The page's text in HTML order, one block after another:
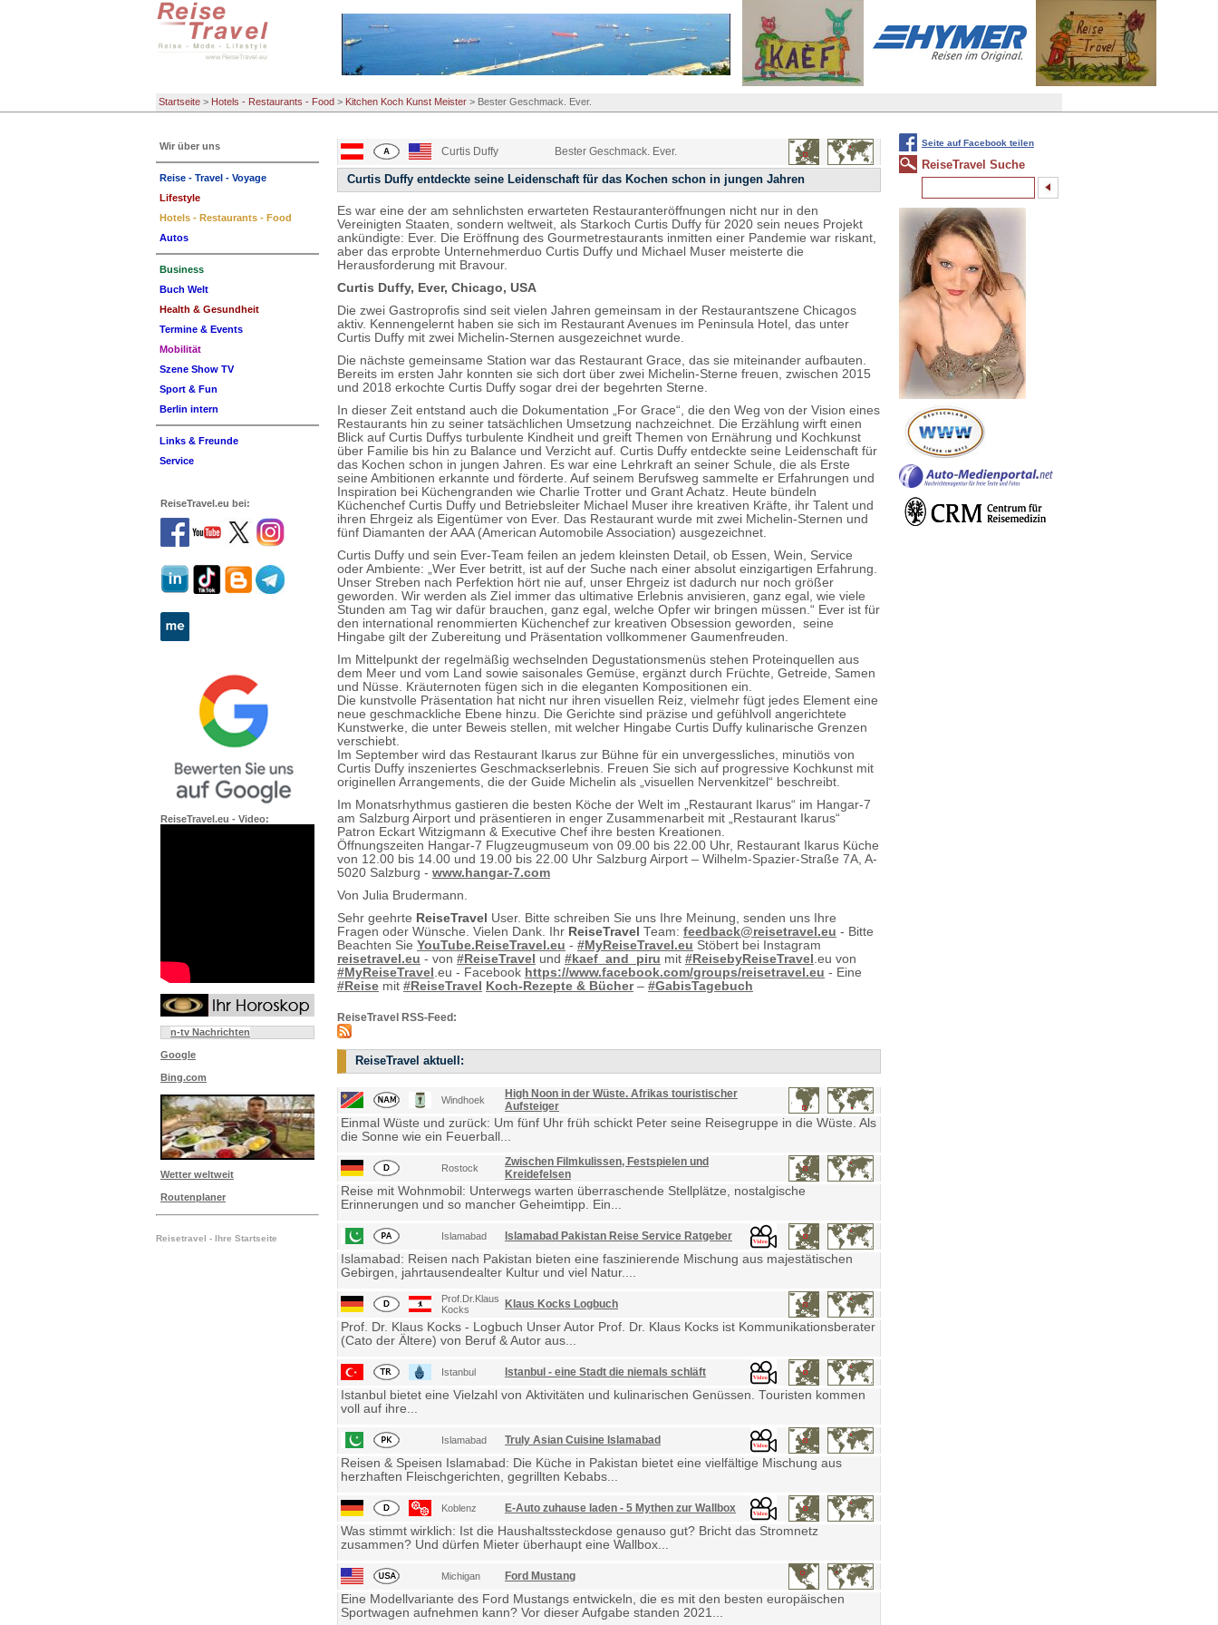
Startseite > Hotels - Restaurants - Food > Kitchen Koch Kunst Meister > Bester Geschmack. Ever.
Curtis Duffy Bester Geschmack. Ever.
Curtis Duffy entdeckte seine Leidenschaft für das Kochen schon in jungen Jahren
Es war eine der am sehnlichsten erwarteten Restauranteröffnungen nicht nur in den
Vereinigten Staaten, sondern weltweit, als Starkoch Curtis Duffy für 2020 sein neues Projekt
ankündigte: Ever. Die Eröffnung des Gourmetrestaurants inmitten einer Pandemie war riskant,
aber das erprobte Unternehmerduo Curtis Duffy und Michael Muser meisterte die
Herausforderung mit Bravour.
Curtis Duffy, Ever, Chicago, USA
Die zwei Gastroprofis sind seit vielen Jahren gemeinsam in der Restaurantszene Chicagos
aktiv. Kennengelernt haben sie sich im Restaurant Avenues im Peninsula Hotel, das unter
Curtis Duffy mit zwei Michelin-Sternen ausgezeichnet wurde.
Die nächste gemeinsame Station war das Restaurant Grace, das sie miteinander aufbauten.
Bereits im ersten Jahr konnten sie sich dort über zwei Michelin-Sterne freuen, zwischen 2015
und 2018 erkochte Curtis Duffy sogar drei der begehrten Sterne.
In dieser Zeit entstand auch die Dokumentation „For Grace“, die den Weg von der Vision eines
Restaurants hin zu seiner tatsächlichen Umsetzung nachzeichnet. Die Erzählung wirft einen
Blick auf Curtis Duffys turbulente Kindheit und greift Themen von Ernährung und Kochkunst
über Familie bis hin zu Balance und Verzicht auf. Curtis Duffy entdeckte seine Leidenschaft für
das Kochen schon in jungen Jahren. Es war eine Lehrkraft an seiner Schule, die als Erste
seine Ambitionen erkannte und förderte. Auf seinem Berufsweg sammelte er Erfahrungen und
Inspiration bei Küchengranden wie Charlie Trotter und Grant Achatz. Heute bündeln
Küchenchef Curtis Duffy und Betriebsleiter Michael Muser ihre kreativen Kräfte, ihr Talent und
ihren Ehrgeiz als Eigentümer von Ever. Das Restaurant wurde mit zwei Michelin-Sternen und
fünf Diamanten der AAA (American Automobile Association) ausgezeichnet.
Curtis Duffy und sein Ever-Team feilen an jedem kleinsten Detail, ob Essen, Wein, Service
oder Ambiente: „Wer Ever betritt, ist auf der Suche nach einer absolut einzigartigen Erfahrung.
Unser Streben nach Perfektion hört nie auf, unser Ehrgeiz ist dadurch nur noch größer
geworden. Wir werden als Ziel immer das ultimative Erlebnis anvisieren, ganz egal, wie viele
Stunden am Tag wir dafür brauchen, ganz egal, welche Opfer wir bringen müssen.“ Ever ist für
den international renommierten Küchenchef zur kreativen Obsession geworden, seine
Hingabe gilt der Zubereitung und Präsentation vollkommener Gaumenfreuden.
Im Mittelpunkt der regelmäßig wechselnden Degustationsmenüs stehen Proteinquellen aus
dem Meer und vom Land sowie saisonales Gemüse, ergänzt durch Früchte, Getreide, Samen
und Nüsse. Kräuternoten fügen sich in die eleganten Kompositionen ein.
Die kunstvolle Präsentation hat nicht nur ihren visuellen Reiz, vielmehr fügt jedes Element eine
neue geschmackliche Ebene hinzu. Die Gerichte sind präzise und gefühlvoll angerichtete
Kunstwerke, die unter Beweis stellen, mit welcher Hingabe Curtis Duffy kulinarische Grenzen
verschiebt.
Im September wird das Restaurant Ikarus zur Bühne für ein unvergessliches, minutiös von
Curtis Duffy inszeniertes Geschmackserlebnis. Freuen Sie sich auf progressive Kochkunst mit
originellen Arrangements, die der Guide Michelin als „visuellen Nervenkitzel“ beschreibt.
Im Monatsrhythmus gastieren die besten Köche der Welt im „Restaurant Ikarus“ im Hangar-7
am Salzburg Airport und präsentieren in enger Zusammenarbeit mit „Restaurant Ikarus“
Patron Eckart Witzigmann & Executive Chef ihre besten Kreationen.
Öffnungszeiten Hangar-7 Flugzeugmuseum von 09.00 bis 22.00 Uhr, Restaurant Ikarus Küche
von 12.00 bis 14.00 und 19.00 bis 22.00 Uhr Salzburg Airport – Wilhelm-Spazier-Straße 7A, A-
5020 Salzburg - www.hangar-7.com
Von Julia Brudermann.
Sehr geehrte ReiseTravel User. Bitte schreiben Sie uns Ihre Meinung, senden uns Ihre
Fragen oder Wünsche. Vielen Dank. Ihr ReiseTravel Team: feedback@reisetravel.eu - Bitte
Beachten Sie YouTube.ReiseTravel.eu - #MyReiseTravel.eu Stöbert bei Instagram
reisetravel.eu - von #ReiseTravel und #kaef_and_piru mit #ReisebyReiseTravel .eu von
#MyReiseTravel .eu - Facebook https://www.facebook.com/groups/reisetravel.eu - Eine
#Reise mit #ReiseTravel Koch-Rezepte & Bücher– #GabisTagebuch
ReiseTravel RSS-Feed:
ReiseTravel aktuell:
Windhoek
High Noon in der Wüste. Afrikas touristischer
Aufsteiger
Einmal Wüste und zurück: Um fünf Uhr früh schickt Peter seine Reisegruppe in die Wüste. Als
die Sonne wie ein Feuerball...
Rostock
Zwischen Filmkulissen, Festspielen und
Kreidefelsen
Reise mit Wohnmobil: Unterwegs warten überraschende Stellplätze, nostalgische
Erinnerungen und so mancher Geheimtipp. Ein...
Islamabad Islamabad Pakistan Reise Service Ratgeber
Islamabad: Reisen nach Pakistan bieten eine faszinierende Mischung aus majestätischen
Gebirgen, jahrtausendealter Kultur und viel Natur....
Prof.Dr.Klaus
Kocks
Klaus Kocks Logbuch
Prof. Dr. Klaus Kocks - Logbuch Unser Autor Prof. Dr. Klaus Kocks ist Kommunikationsberater
(Cato der Ältere) von Beruf & Autor aus...
Istanbul Istanbul - eine Stadt die niemals schläft
Istanbul bietet eine Vielzahl von Aktivitäten und kulinarischen Genüssen. Touristen kommen
voll auf ihre...
Islamabad Truly Asian Cuisine Islamabad
Reisen & Speisen Islamabad: Die Küche in Pakistan bietet eine vielfältige Mischung aus
herzhaften Fleischgerichten, gegrillten Kebabs...
Koblenz E-Auto zuhause laden - 5 Mythen zur Wallbox
Was stimmt wirklich: Ist die Haushaltssteckdose genauso gut? Bricht das Stromnetz
zusammen? Und dürfen Mieter überhaupt eine Wallbox...
Michigan Ford Mustang
Eine Modellvariante des Ford Mustangs entwickeln, die es mit den besten europäischen
Sportwagen aufnehmen kann? Vor dieser Aufgabe standen 2021...
Wir über uns
Reise - Travel - Voyage
Lifestyle
Hotels - Restaurants - Food
Autos
Business
Buch Welt
Health & Gesundheit
Termine & Events
Mobilität
Szene Show TV
Sport & Fun
Berlin intern
Links & Freunde
Service
ReiseTravel.eu bei:
ReiseTravel.eu - Video:
n-tv Nachrichten
Google
Bing.com
Wetter weltweit
Routenplaner
Reisetravel - Ihre Startseite
Seite auf Facebook teilen
ReiseTravel Suche